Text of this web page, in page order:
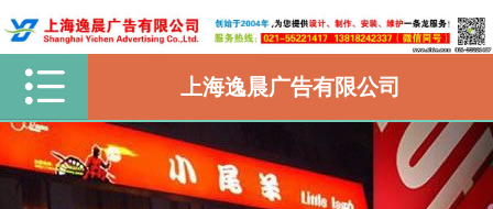
上海逸晨广告有限公司